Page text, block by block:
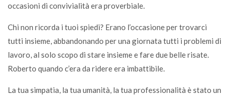
occasioni di convivialità era proverbiale.
Chi non ricorda i tuoi spiedi? Erano l’occasione per trovarci
tutti insieme, abbandonando per una giornata tutti i problemi di
lavoro, al solo scopo di stare insieme e fare due belle risate.
Roberto quando c’era da ridere era imbattibile.
La tua simpatia, la tua umanità, la tua professionalità è stato un